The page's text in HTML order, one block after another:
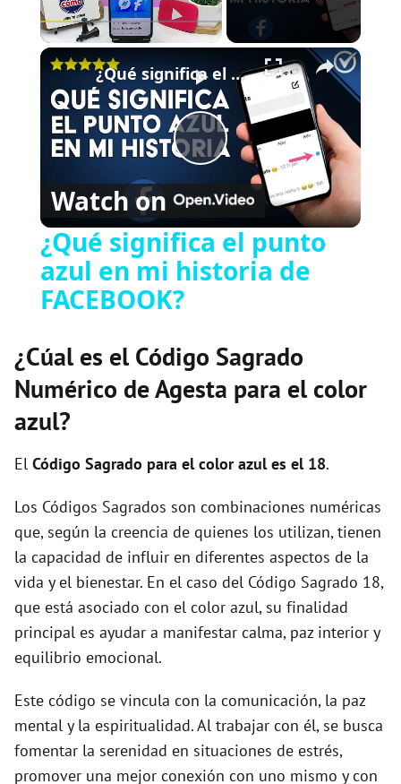
×
P
a
V
e
o
¿Qué significa el punto azul en mi historia de FACEBOOK?
Watch on
¿Qué significa el punto
azul en mi historia de
FACEBOOK?
¿Cúal es el Código Sagrado
Numérico de Agesta para el color
azul?
El Código Sagrado para el color azul es el 18.
Los Códigos Sagrados son combinaciones numéricas
que, según la creencia de quienes los utilizan, tienen
la capacidad de influir en diferentes aspectos de la
vida y el bienestar. En el caso del Código Sagrado 18,
que está asociado con el color azul, su finalidad
principal es ayudar a manifestar calma, paz interior y
equilibrio emocional.
Este código se vincula con la comunicación, la paz
mental y la espiritualidad. Al trabajar con él, se busca
fomentar la serenidad en situaciones de estrés,
promover una mejor conexión con uno mismo y con